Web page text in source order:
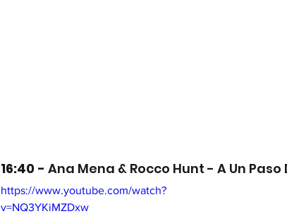
16:40 - Ana Mena & Rocco Hunt - A Un Paso
https://www.youtube.com/watch?
v=NQ3YKiMZDxw